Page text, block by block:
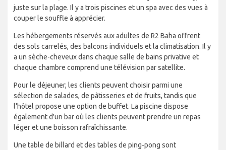
juste sur la plage. Il y a trois piscines et un spa avec des vues à
couper le souffle à apprécier.
Les hébergements réservés aux adultes de R2 Baha offrent
des sols carrelés, des balcons individuels et la climatisation. Il y
a un sèche-cheveux dans chaque salle de bains privative et
chaque chambre comprend une télévision par satellite.
Pour le déjeuner, les clients peuvent choisir parmi une
sélection de salades, de pâtisseries et de fruits, tandis que
l'hôtel propose une option de buffet. La piscine dispose
également d'un bar où les clients peuvent prendre un repas
léger et une boisson rafraîchissante.
Une table de billard et des tables de ping-pong sont